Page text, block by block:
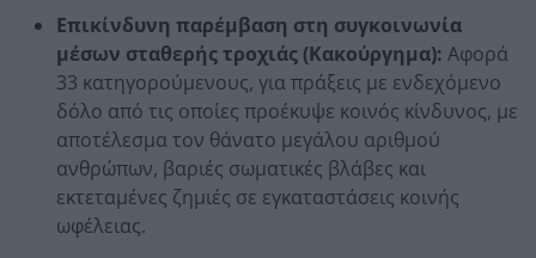
Επικίνδυνη παρέμβαση στη συγκοινωνία
μέσων σταθερής τροχιάς (Κακούργημα): Αφορά
33 κατηγορούμενους, για πράξεις με ενδεχόμενο
δόλο από τις οποίες προέκυψε κοινός κίνδυνος, με
αποτέλεσμα τον θάνατο μεγάλου αριθμού
ανθρώπων, βαριές σωματικές βλάβες και
εκτεταμένες ζημιές σε εγκαταστάσεις κοινής
ωφέλειας.